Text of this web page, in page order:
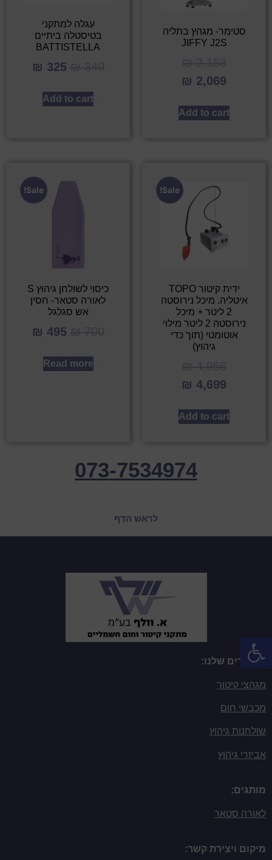
פתח סרגל נגישות
סטימר- מגהץ בתליה
JIFFY J2S
₪ 2,069
Add to cart
עגלה למתקני
בטיסטלה ביתיים
BATTISTELLA
₪ 325
Add to cart
Sale!
ידית קיטור TOPO
איטליה. מיכל נירוסטה
2 ליטר + מיכל
נירוסטה 2 ליטר מילוי
אוטומטי (תוך כדי
גיהוץ)
₪ 4,699
Add to cart
Sale!
כיסוי לשולחן גיהוץ S
לאורה סטאר- חסין
אש סגלגל
₪ 495
Read more
073-7534974
לראש הדף
המוצרים שלנו:
מגהצי קיטור
מכבשי חום
שולחנות גיהוץ
אביזרי גיהוץ
מותגים:
לאורה סטאר
מיקום ויצירת קשר: